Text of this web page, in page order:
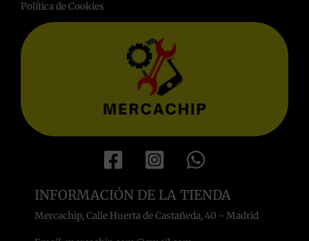
Política de Cookies
INFORMACIÓN DE LA TIENDA
Mercachip, Calle Huerta de Castañeda, 40 - Madrid